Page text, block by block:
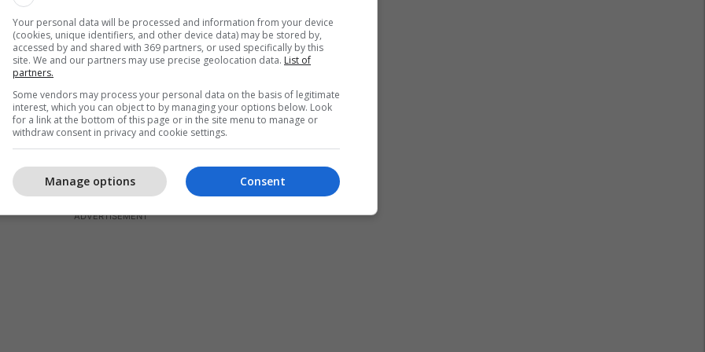
e Universitetit të Prishtinës. Fehmi Agani
më të dalluar politik të viteve të '90-ta.
më të shquar të rezistencës paqësore kundër
mori pjesë edhe në Konferencën e Rambujesë.
nga forcat kriminale serbe gjatë kohës së luftës
e vitit 1999. Për kontributin e tij të
hero i Kosovës, nga Presidenti i Kosovës,
Your personal data will be processed and information from your device
(cookies, unique identifiers, and other device data) may be stored by,
accessed by and shared with 369 partners, or used specifically by this
site. We and our partners may use precise geolocation data. List of
partners.
Some vendors may process your personal data on the basis of legitimate
interest, which you can object to by managing your options below. Look
for a link at the bottom of this page or in the site menu to manage or
withdraw consent in privacy and cookie settings.
Consent
Manage options